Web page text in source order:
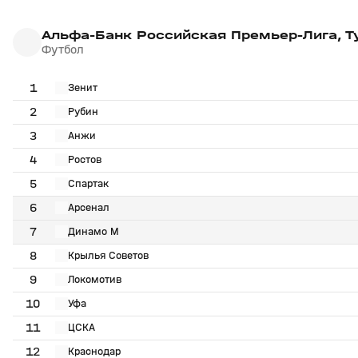
Альфа-Банк Российская Премьер-Лига,
Футбол
1 Зенит
2 Рубин
3 Анжи
4 Ростов
5 Спартак
6 Арсенал
7 Динамо М
8 Крылья Советов
9 Локомотив
10 Уфа
11 ЦСКА
12 Краснодар